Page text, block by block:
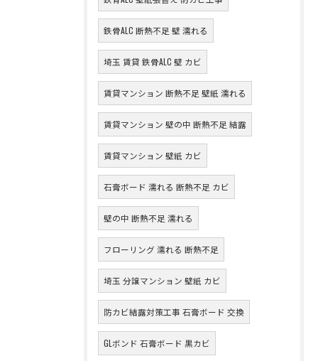
鉄骨ALC 断熱不足 壁 濡れる
埼玉 賃貸 鉄骨ALC 壁 カビ
賃貸マンション 断熱不足 壁紙 濡れる
賃貸マンション 壁の中 断熱不足 結露
賃貸マンション 壁紙 カビ
石膏ボード 濡れる 断熱不足 カビ
壁の中 断熱不足 濡れる
フローリング 濡れる 断熱不足
埼玉 分譲マンション 壁紙 カビ
防カビ結露対策工事 石膏ボード 交換
GLボンド 石膏ボード 黒カビ